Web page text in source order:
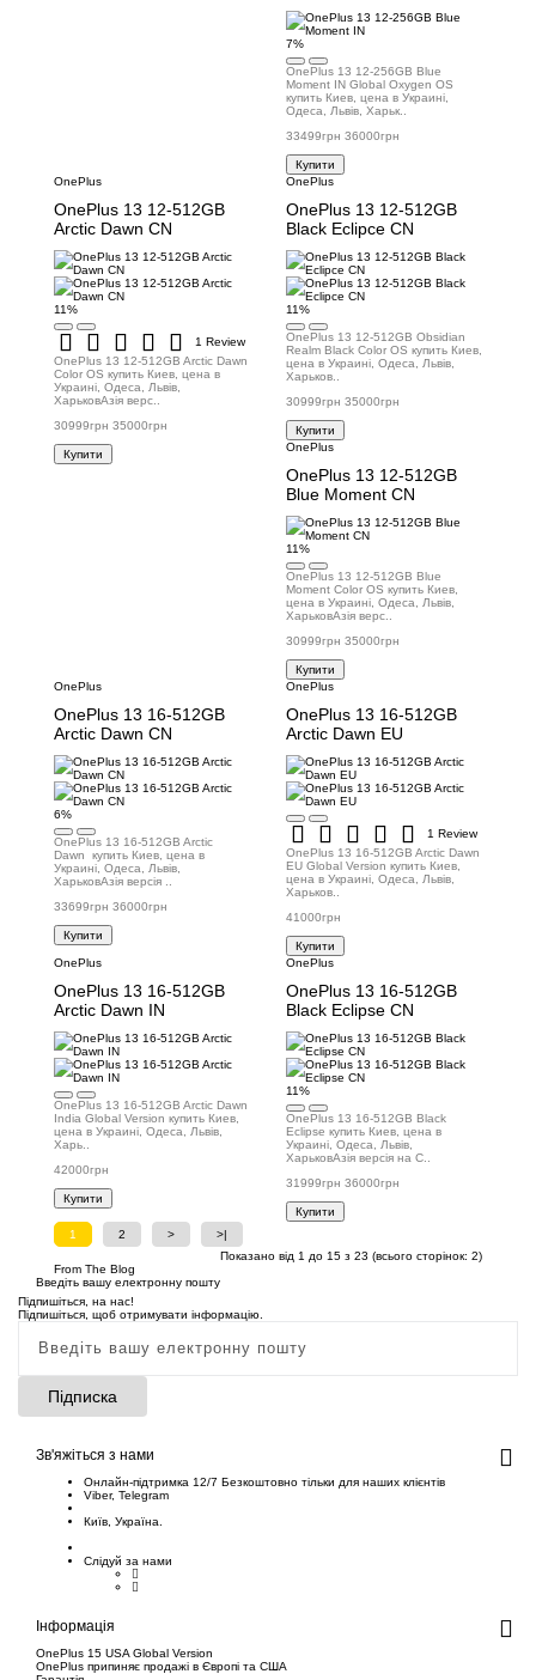
7%
OnePlus 13 12-256GB Blue
Moment IN Global Oxygen OS
купить Киев, цена в Украині,
Одеса, Львів, Харьк..
33499грн 36000грн
Купити
OnePlus
OnePlus 13 12-512GB
Arctic Dawn CN
11%
1 Review
OnePlus 13 12-512GB Arctic Dawn
Color OS купить Киев, цена в
Украині, Одеса, Львів,
ХарьковАзія верс..
30999грн 35000грн
Купити
OnePlus
OnePlus 13 12-512GB
Black Eclipce CN
11%
OnePlus 13 12-512GB Obsidian
Realm Black Color OS купить Киев,
цена в Украині, Одеса, Львів,
Харьков..
30999грн 35000грн
Купити
OnePlus
OnePlus 13 12-512GB
Blue Moment CN
11%
OnePlus 13 12-512GB Blue
Moment Color OS купить Киев,
цена в Украині, Одеса, Львів,
ХарьковАзія верс..
30999грн 35000грн
Купити
OnePlus
OnePlus 13 16-512GB
Arctic Dawn CN
6%
OnePlus 13 16-512GB Arctic
Dawn купить Киев, цена в
Украині, Одеса, Львів,
ХарьковАзія версія ..
33699грн 36000грн
Купити
OnePlus
OnePlus 13 16-512GB
Arctic Dawn EU
1 Review
OnePlus 13 16-512GB Arctic Dawn
EU Global Version купить Киев,
цена в Украині, Одеса, Львів,
Харьков..
41000грн
Купити
OnePlus
OnePlus 13 16-512GB
Arctic Dawn IN
OnePlus 13 16-512GB Arctic Dawn
India Global Version купить Киев,
цена в Украині, Одеса, Львів,
Харь..
42000грн
Купити
OnePlus
OnePlus 13 16-512GB
Black Eclipse CN
11%
OnePlus 13 16-512GB Black
Eclipse купить Киев, цена в
Украині, Одеса, Львів,
ХарьковАзія версія на C..
31999грн 36000грн
Купити
1
2 >
>|
Показано від 1 до 15 з 23 (всього сторінок: 2)
From The Blog
Введіть вашу електронну пошту
Підпишіться, на нас!
Підпишіться, щоб отримувати інформацію.
Підписка
Зв'яжіться з нами
Онлайн-підтримка 12/7 Безкоштовно тільки для наших клієнтів
Viber, Telegram
Київ, Україна.
Слідуй за нами
Інформація
OnePlus 15 USA Global Version
OnePlus припиняє продажі в Європі та США